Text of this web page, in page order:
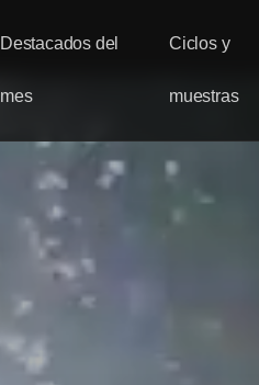
Destacados del
mes
Ciclos y
muestras